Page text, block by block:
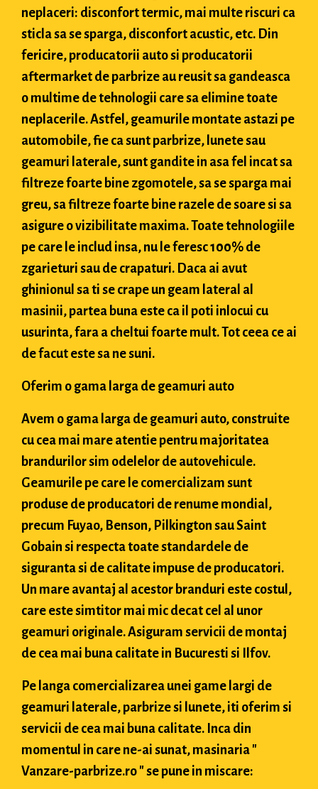
neplaceri: disconfort termic, mai multe riscuri ca
sticla sa se sparga, disconfort acustic, etc. Din
fericire, producatorii auto si producatorii
aftermarket de parbrize au reusit sa gandeasca
o multime de tehnologii care sa elimine toate
neplacerile. Astfel, geamurile montate astazi pe
automobile, fie ca sunt parbrize, lunete sau
geamuri laterale, sunt gandite in asa fel incat sa
filtreze foarte bine zgomotele, sa se sparga mai
greu, sa filtreze foarte bine razele de soare si sa
asigure o vizibilitate maxima. Toate tehnologiile
pe care le includ insa, nu le feresc 100% de
zgarieturi sau de crapaturi. Daca ai avut
ghinionul sa ti se crape un geam lateral al
masinii, partea buna este ca il poti inlocui cu
usurinta, fara a cheltui foarte mult. Tot ceea ce ai
de facut este sa ne suni.
Oferim o gama larga de geamuri auto
Avem o gama larga de geamuri auto, construite
cu cea mai mare atentie pentru majoritatea
brandurilor sim odelelor de autovehicule.
Geamurile pe care le comercializam sunt
produse de producatori de renume mondial,
precum Fuyao, Benson, Pilkington sau Saint
Gobain si respecta toate standardele de
siguranta si de calitate impuse de producatori.
Un mare avantaj al acestor branduri este costul,
care este simtitor mai mic decat cel al unor
geamuri originale. Asiguram servicii de montaj
de cea mai buna calitate in Bucuresti si Ilfov.
Pe langa comercializarea unei game largi de
geamuri laterale, parbrize si lunete, iti oferim si
servicii de cea mai buna calitate. Inca din
momentul in care ne-ai sunat, masinaria "
Vanzare-parbrize.ro " se pune in miscare: